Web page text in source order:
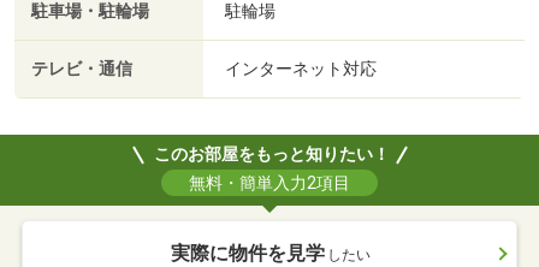
駐車場・駐輪場 駐輪場
テレビ・通信 インターネット対応
このお部屋をもっと知りたい！
無料・簡単入力2項目
実際に物件を見学 したい